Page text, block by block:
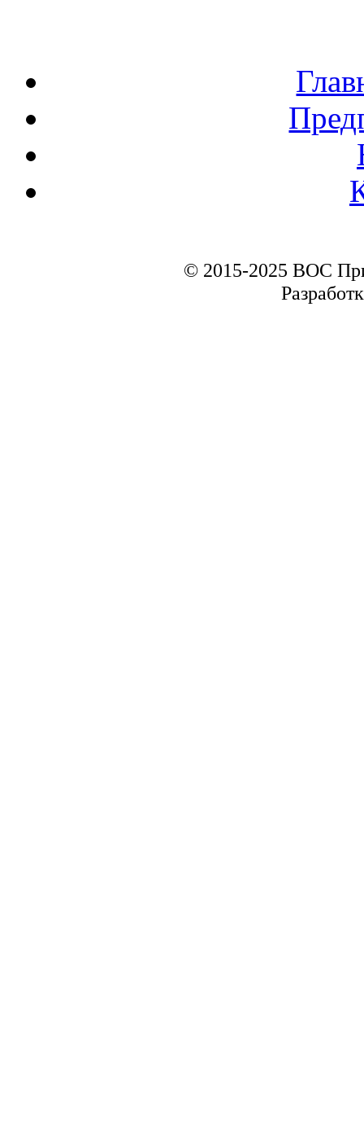
© 2015-2025 ВОС